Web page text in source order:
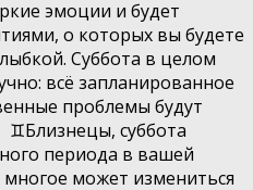
эмоции и будет
о которых вы будете
Суббота в целом
всё запланированное
проблемы будут
суббота
периода в вашей
может измениться